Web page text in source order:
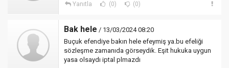
Yanıtla (0) (0)
Bak hele / 13/03/2024 08:20
Buçuk efendiye bakın hele efeymiş ya.bu efeliği
sözleşme zamanıda görseydik. Eşit hukuka uygun
yasa olsaydı iptal plmazdı